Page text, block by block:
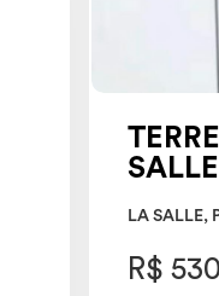
SALLE
LA SALLE,
R$